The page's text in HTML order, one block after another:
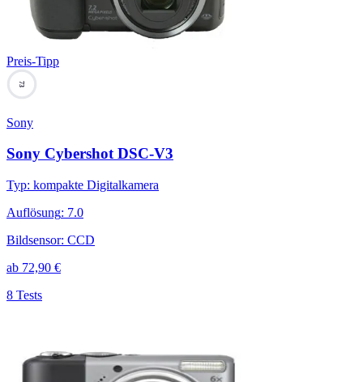
Preis-Tipp
73
Sony
Sony Cybershot DSC-V3
Typ: kompakte Digitalkamera
Auflösung: 7.0
Bildsensor: CCD
ab 72,90 €
8 Tests